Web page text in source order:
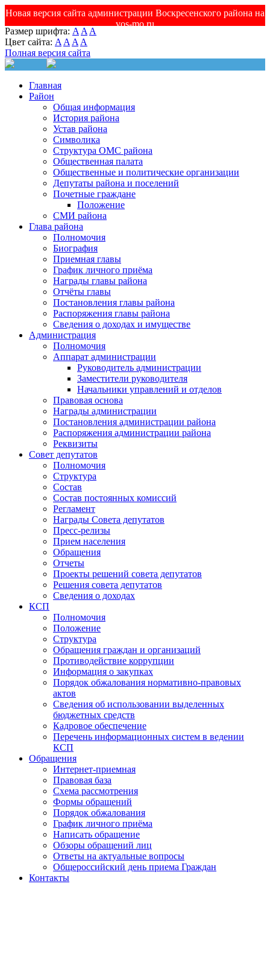
Новая версия сайта администрации Воскресенского района на
vos-mo.ru
Размер шрифта: A A A
Цвет сайта: A A A A
Полная версия сайта
Главная
Район
Общая информация
История района
Устав района
Символика
Структура ОМС района
Общественная палата
Общественные и политические организации
Депутаты района и поселений
Почетные граждане
Положение
СМИ района
Глава района
Полномочия
Биография
Приемная главы
График личного приёма
Награды главы района
Отчёты главы
Постановления главы района
Распоряжения главы района
Сведения о доходах и имуществе
Администрация
Полномочия
Аппарат администрации
Руководитель администрации
Заместители руководителя
Начальники управлений и отделов
Правовая основа
Награды администрации
Постановления администрации района
Распоряжения администрации района
Реквизиты
Совет депутатов
Полномочия
Структура
Состав
Состав постоянных комиссий
Регламент
Награды Совета депутатов
Пресс-релизы
Прием населения
Обращения
Отчеты
Проекты решений совета депутатов
Решения совета депутатов
Сведения о доходах
КСП
Полномочия
Положение
Структура
Обращения граждан и организаций
Противодействие коррупции
Информация о закупках
Порядок обжалования нормативно-правовых
актов
Сведения об использовании выделенных
бюджетных средств
Кадровое обеспечение
Перечень информационных систем в ведении
КСП
Обращения
Интернет-приемная
Правовая база
Схема рассмотрения
Формы обращений
Порядок обжалования
График личного приёма
Написать обращение
Обзоры обращений лиц
Ответы на актуальные вопросы
Общероссийский день приема Граждан
Контакты